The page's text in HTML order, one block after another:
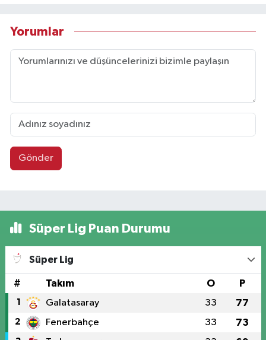
Yorumlar
Gönder
Süper Lig Puan Durumu
Süper Lig
# Takım O P
1 Galatasaray 33 77
2 Fenerbahçe 33 73